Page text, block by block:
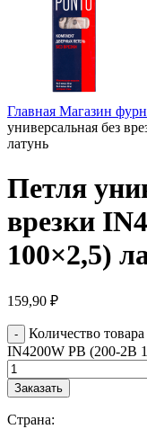
Главная Магазин
универсальная без
латунь
Петля
врезки
100×2,5)
159,90 ₽
Количество
IN4200W PB (200-2B
Заказать
Страна: